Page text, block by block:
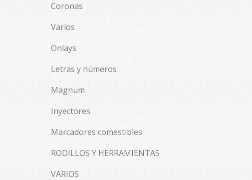
Coronas
Varios
Onlays
Letras y números
Magnum
Inyectores
Marcadores comestibles
RODILLOS Y HERRAMIENTAS
VARIOS